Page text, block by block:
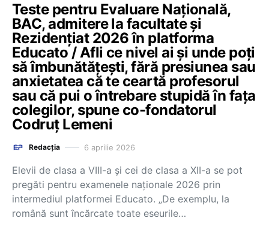
Teste pentru Evaluare Națională,
BAC, admitere la facultate și
Rezidențiat 2026 în platforma
Educato / Afli ce nivel ai și unde poți
să îmbunătățești, fără presiunea sau
anxietatea că te ceartă profesorul
sau că pui o întrebare stupidă în fața
colegilor, spune co-fondatorul
Codruț Lemeni
Redacția 6 aprilie 2026
Elevii de clasa a VIII-a și cei de clasa a XII-a se pot
pregăti pentru examenele naționale 2026 prin
intermediul platformei Educato. „De exemplu, la
română sunt încărcate toate eseurile…